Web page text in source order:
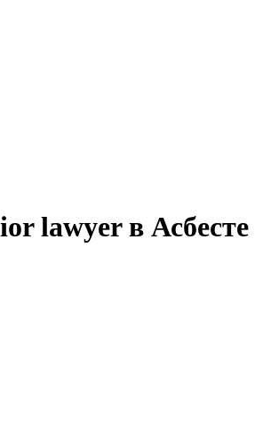
lawyer в Асбесте